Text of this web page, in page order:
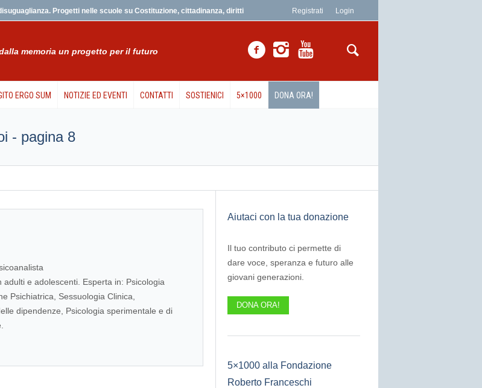
Registrati Login
Progetti nelle scuole su Costituzione, cittadinanza, diritti
memoria un progetto per il futuro
ERGO SUM NOTIZIE ED EVENTI CONTATTI SOSTIENICI 5×1000 DONA ORA!
- pagina 8
adulti e adolescenti. Esperta in: Psicologia
Psichiatrica, Sessuologia Clinica,
dipendenze, Psicologia sperimentale e di
Aiutaci con la tua donazione
Il tuo contributo ci permette di
dare voce, speranza e futuro alle
giovani generazioni.
DONA ORA!
5×1000 alla Fondazione
Roberto Franceschi